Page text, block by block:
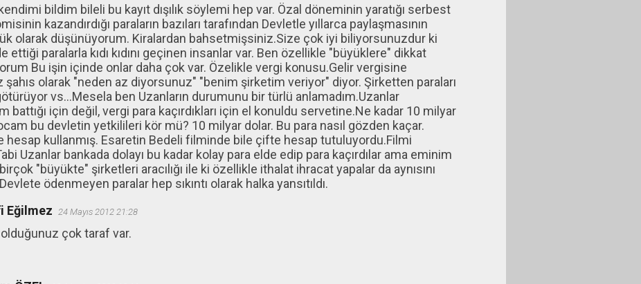
bildim bileli bu kayıt dışılık söylemi hep var. Özal döneminin yaratığı serbest
kazandırdığı paraların bazıları tarafından Devletle yıllarca paylaşmasının
olarak düşünüyorum. Kiralardan bahsetmişsiniz.Size çok iyi biliyorsunuzdur ki
ettiği paralarla kıdı kıdını geçinen insanlar var. Ben özellikle "büyüklere" dikkat
Bu işin içinde onlar daha çok var. Özelikle vergi konusu.Gelir vergisine
şahıs olarak "neden az diyorsunuz" "benim şirketim veriyor" diyor. Şirketten paraları
vs...Mesela ben Uzanların durumunu bir türlü anlamadım.Uzanlar
battığı için değil, vergi para kaçırdıkları için el konuldu servetine.Ne kadar 10 milyar
bu devletin yetkilileri kör mü? 10 milyar dolar. Bu para nasıl gözden kaçar.
hesap kullanmış. Esaretin Bedeli filminde bile çifte hesap tutuluyordu.Filmi
Uzanlar bankada dolayı bu kadar kolay para elde edip para kaçırdılar ama eminim
"büyükte" şirketleri aracılığı ile ki özellikle ithalat ihracat yapalar da aynısını
ödenmeyen paralar hep sıkıntı olarak halka yansıtıldı.
Eğilmez 24 Mayıs 2012 21:28
olduğunuz çok taraf var.